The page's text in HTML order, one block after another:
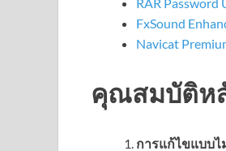
FxSound
Navicat
คุณสมบัติหลั
การแก้ไขแบบไ